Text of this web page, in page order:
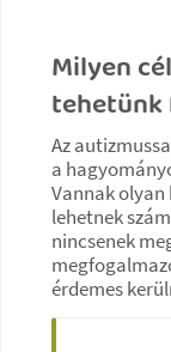
Milyen
tehetünk
Az
a
Vannak
lehetnek
nincsenek
érdemes